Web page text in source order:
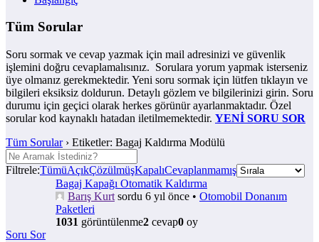
Tüm Sorular
Soru sormak ve cevap yazmak için mail adresinizi ve güvenlik
işlemini doğru cevaplamalısınız. Sorulara yorum yapmak isterseniz
üye olmanız gerekmektedir. Yeni soru sormak için lütfen tıklayın ve
bilgileri eksiksiz doldurun. Detaylı gözlem ve bilgilerinizi girin. Soru
durumu için geçici olarak herkes görünür ayarlanmaktadır. Özel
sorular kod kaynaklı hatadan iletilmemektedir. YENİ SORU SOR
Tüm Sorular› Etiketler: Bagaj Kaldırma Modülü
Filtrele:TümüAçıkÇözülmüşKapalıCevaplanmamış
Bagaj Kapağı Otomatik Kaldırma
Barış Kurt sordu 6 yıl önce • Otomobil Donanım
Paketleri
1031 görüntülenme2 cevap0 oy
Soru Sor